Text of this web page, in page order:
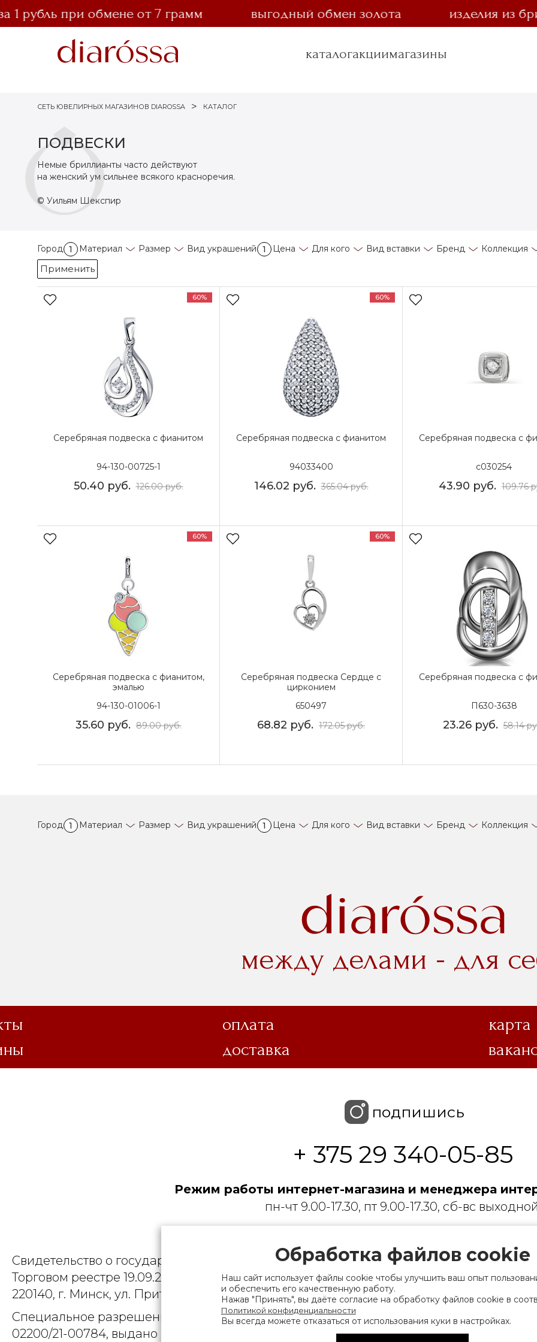
при обмене от 7 грамм выгодный обмен золота изделия из
каталогакциимагазины
СЕТЬ ЮВЕЛИРНЫХ МАГАЗИНОВ DIAROSSA КАТАЛОГ
ПОДВЕСКИ
Немые бриллианты часто действуют
на женский ум сильнее всякого красноречия.
© Уильям Шекспир
Город 1 Материал Размер Вид украшений 1 Цена Для кого Вид вставки Бренд Коллекция
Применить
60%
Серебряная подвеска с фианитом
94-130-00725-1
50.40 руб. 126.00руб.
60%
Серебряная подвеска с фианитом
94033400
146.02 руб. 365.04руб.
Серебряная подвеска с
с030254
43.90 руб. 109.76
60%
Серебряная подвеска с фианитом,
эмалью
94-130-01006-1
35.60 руб. 89.00руб.
60%
Серебряная подвеска Сердце с
цирконием
650497
68.82 руб. 172.05руб.
Серебряная подвеска с
П630-3638
23.26 руб. 58.14
Город 1 Материал Размер Вид украшений 1 Цена Для кого Вид вставки Бренд Коллекция
между делами - для
оплата карта
доставка
подпишись
+ 375 29 340-05-85
Режим работы интернет-магазина и менеджера
пн-чт 9.00-17.30, пт 9.00-17.30, сб-вс
Свидетельство о государственной регистрации выдано Мингорисполкомом
Торговом реестре 19.09.2025, № 758300. Юридический адрес: 220007, г. Минск, ул.
220140, г. Минск, ул. Притыцкого, д.79, пом. 9
Специальное разрешение (лицензия) на деятельность, связанную с
02200/21-00784, выдано Министерством финансов Республики Беларусь. Номер
Обработка файлов cookie
Наш сайт использует файлы cookie чтобы улучшить ваш опыт
и обеспечить его качественную работу.
Нажав "Принять", вы даёте согласие на обработку файлов cookie в
Политикой конфиденциальности
Вы всегда можете отказаться от использования куки в настройках.